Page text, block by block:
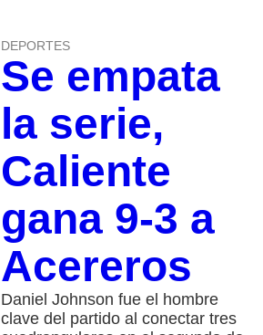
DEPORTES
Se empata
la serie,
Caliente
gana 9-3 a
Acereros
Daniel Johnson fue el hombre
clave del partido al conectar tres